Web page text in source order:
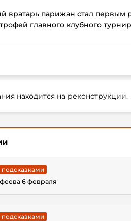
вратарь парижан стал первым
главного клубного
находится на реконструкции.
6 февраля